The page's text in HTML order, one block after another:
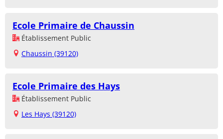
Ecole Primaire de Chaussin
Établissement Public
Chaussin (39120)
Ecole Primaire des Hays
Établissement Public
Les Hays (39120)